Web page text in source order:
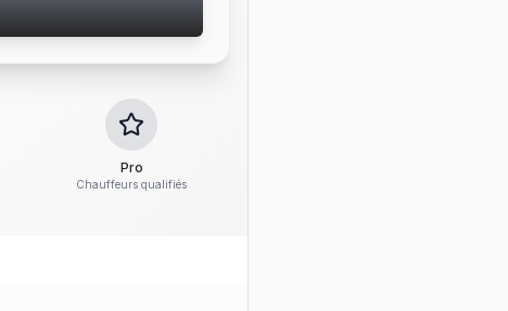
Pro
Chauffeurs qualifiés